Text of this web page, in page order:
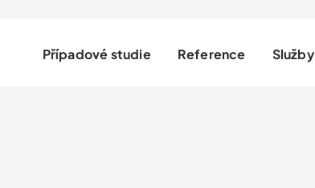
Případové studie Reference Služby